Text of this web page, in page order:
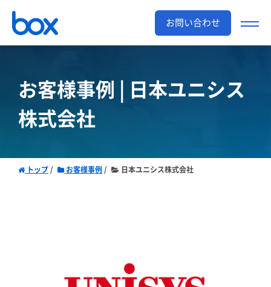
お問い合わせ
お客様事例 | 日本ユニシス
株式会社
トップ お客様事例 日本ユニシス株式会社